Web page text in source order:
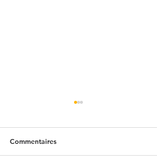
Commentaires